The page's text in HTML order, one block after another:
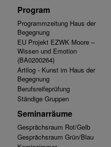
Program
Programmzeitung Haus der
Begegnung
EU Projekt EZWK Moore –
Wissen und Emotion
(BA0200264)
Artilog - Kunst im Haus der
Begegnung
Berufsreifeprüfung
Ständige Gruppen
Seminarräume
Gesprächsraum Rot/Gelb
Gesprächsraum Grün/Blau